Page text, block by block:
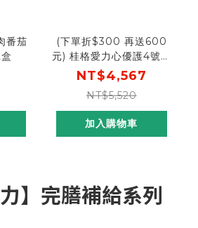
番茄
(下單折$300 再送600
元) 桂格愛力心優護4號小
朋友營養奶粉６罐組
800g(箱) 【6罐組送
600元超商商品卡，輸碼
再折$300，折後
$4267】
NT$4,567
NT$5,520
加入購物車
力】完膳補給系列